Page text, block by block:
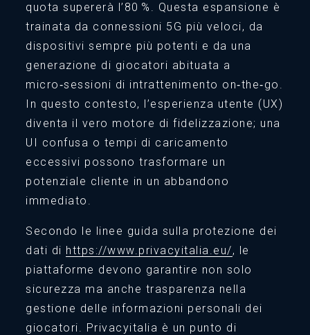
quota supererà l’80 %. Questa espansione è
trainata da connessioni 5G più veloci, da
dispositivi sempre più potenti e da una
generazione di giocatori abituata a
micro‑sessioni di intrattenimento on‑the‑go.
In questo contesto, l’esperienza utente (UX)
diventa il vero motore di fidelizzazione; una
UI confusa o tempi di caricamento
eccessivi possono trasformare un
potenziale cliente in un abbandono
immediato.
Secondo le linee guida sulla protezione dei
dati di https://www.privacyitalia.eu/, le
piattaforme devono garantire non solo
sicurezza ma anche trasparenza nella
gestione delle informazioni personali dei
giocatori. Privacyitalia è un punto di